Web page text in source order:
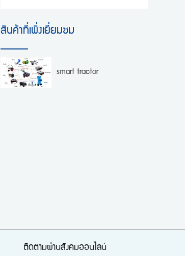
สินค้าที่เพิ่งเยี่ยมชม
smart tractor
ติดตามผ่านสังคมออนไลน์